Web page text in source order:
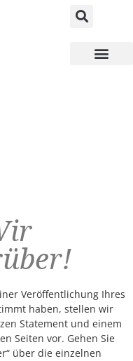
Veröffentlichung Ihres
haben, stellen wir
Statement und einem
Seiten vor. Gehen Sie
über die einzelnen